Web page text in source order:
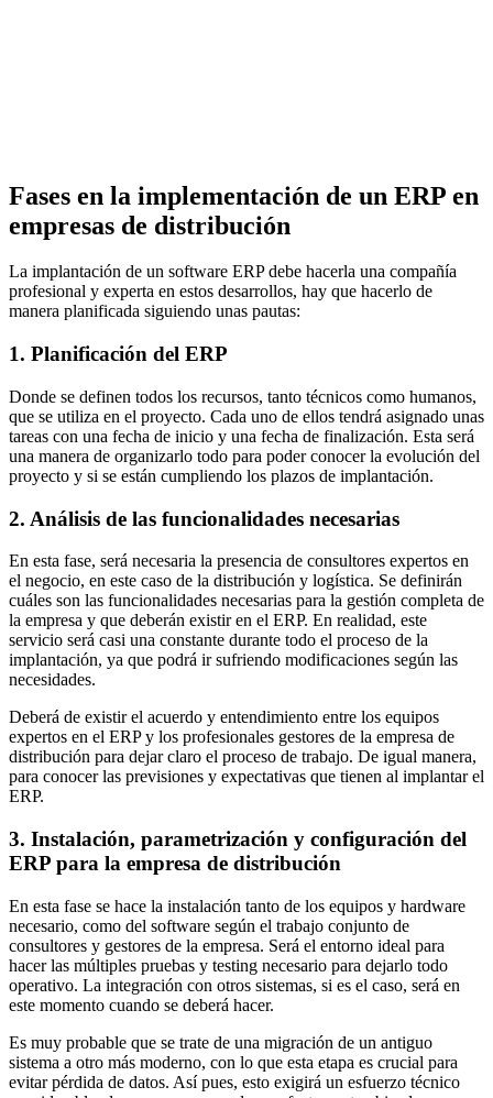
Fases en la implementación de un ERP en
empresas de distribución
La implantación de un software ERP debe hacerla una compañía
profesional y experta en estos desarrollos, hay que hacerlo de
manera planificada siguiendo unas pautas:
1. Planificación del ERP
Donde se definen todos los recursos, tanto técnicos como humanos,
que se utiliza en el proyecto. Cada uno de ellos tendrá asignado unas
tareas con una fecha de inicio y una fecha de finalización. Esta será
una manera de organizarlo todo para poder conocer la evolución del
proyecto y si se están cumpliendo los plazos de implantación.
2. Análisis de las funcionalidades necesarias
En esta fase, será necesaria la presencia de consultores expertos en
el negocio, en este caso de la distribución y logística. Se definirán
cuáles son las funcionalidades necesarias para la gestión completa de
la empresa y que deberán existir en el ERP. En realidad, este
servicio será casi una constante durante todo el proceso de la
implantación, ya que podrá ir sufriendo modificaciones según las
necesidades.
Deberá de existir el acuerdo y entendimiento entre los equipos
expertos en el ERP y los profesionales gestores de la empresa de
distribución para dejar claro el proceso de trabajo. De igual manera,
para conocer las previsiones y expectativas que tienen al implantar el
ERP.
3. Instalación, parametrización y configuración del
ERP para la empresa de distribución
En esta fase se hace la instalación tanto de los equipos y hardware
necesario, como del software según el trabajo conjunto de
consultores y gestores de la empresa. Será el entorno ideal para
hacer las múltiples pruebas y testing necesario para dejarlo todo
operativo. La integración con otros sistemas, si es el caso, será en
este momento cuando se deberá hacer.
Es muy probable que se trate de una migración de un antiguo
sistema a otro más moderno, con lo que esta etapa es crucial para
evitar pérdida de datos. Así pues, esto exigirá un esfuerzo técnico